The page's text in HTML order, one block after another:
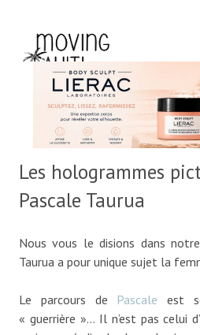
Les hologrammes
Pascale Taurua
Nous vous le disions dans
Taurua a pour unique sujet la
Le parcours de Pascale est
« guerrière »… Il n’est pas celui